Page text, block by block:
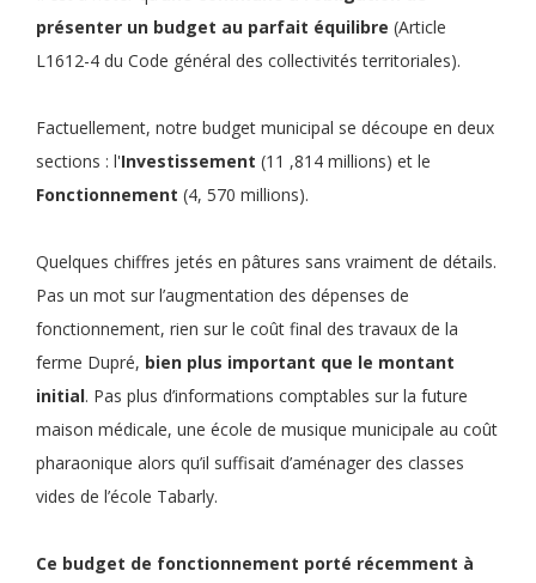
présenter un budget au parfait équilibre (Article
L1612-4 du Code général des collectivités territoriales).
Factuellement, notre budget municipal se découpe en deux
sections : l'Investissement (11 ,814 millions) et le
Fonctionnement (4, 570 millions).
Quelques chiffres jetés en pâtures sans vraiment de détails.
Pas un mot sur l’augmentation des dépenses de
fonctionnement, rien sur le coût final des travaux de la
ferme Dupré, bien plus important que le montant
initial. Pas plus d’informations comptables sur la future
maison médicale, une école de musique municipale au coût
pharaonique alors qu’il suffisait d’aménager des classes
vides de l’école Tabarly.
Ce budget de fonctionnement porté récemment à